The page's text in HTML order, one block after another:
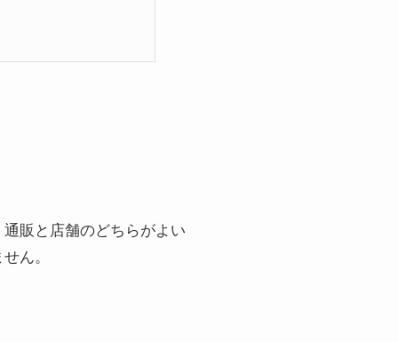
販と店舗のどちらがよい
ん。